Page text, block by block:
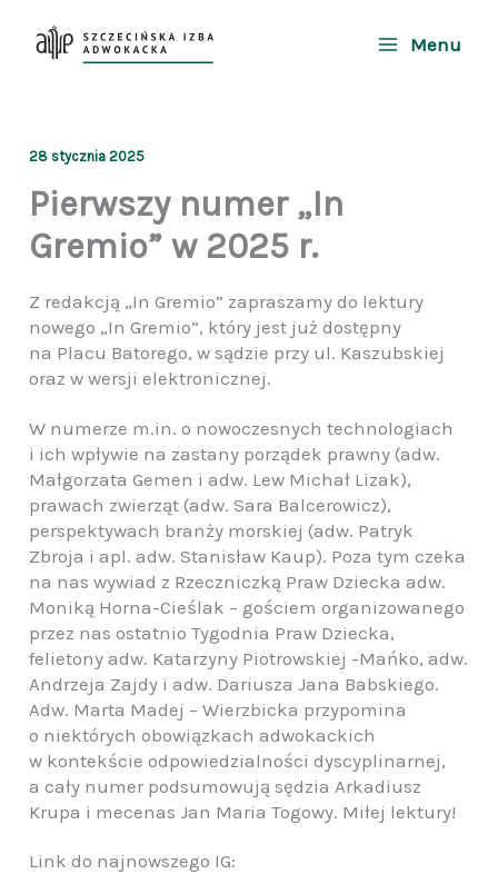
Menu
28 stycznia 2025
Pierwszy numer „In
Gremio” w 2025 r.
Z redakcją „In Gremio” zapraszamy do lektury
nowego „In Gremio”, który jest już dostępny
na Placu Batorego, w sądzie przy ul. Kaszubskiej
oraz w wersji elektronicznej.
W numerze m.in. o nowoczesnych technologiach
i ich wpływie na zastany porządek prawny (adw.
Małgorzata Gemen i adw. Lew Michał Lizak),
prawach zwierząt (adw. Sara Balcerowicz),
perspektywach branży morskiej (adw. Patryk
Zbroja i apl. adw. Stanisław Kaup). Poza tym czeka
na nas wywiad z Rzeczniczką Praw Dziecka adw.
Moniką Horna-Cieślak – gościem organizowanego
przez nas ostatnio Tygodnia Praw Dziecka,
felietony adw. Katarzyny Piotrowskiej -Mańko, adw.
Andrzeja Zajdy i adw. Dariusza Jana Babskiego.
Adw. Marta Madej – Wierzbicka przypomina
o niektórych obowiązkach adwokackich
w kontekście odpowiedzialności dyscyplinarnej,
a cały numer podsumowują sędzia Arkadiusz
Krupa i mecenas Jan Maria Togowy. Miłej lektury!
Link do najnowszego IG: